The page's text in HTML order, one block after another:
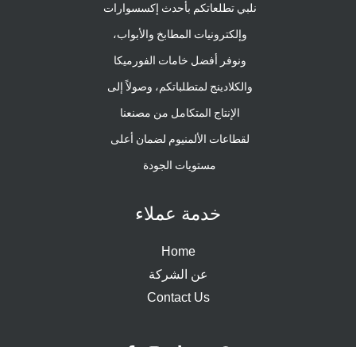
نلبي تطلعاتكم بأحدث إكسسوارات
وإلكترونيات المطابخ والأبواب،
ونوفر أفضل خامات الفورميكا
والكلادينج لمتطلباتكم، وصولاً إلى
الإنتاج المتكامل من مصنعنا
لقطاعات الألمنيوم لضمان أعلى
مستويات الجودة
خدمة عملاء
Home
عن الشركة
Contact Us